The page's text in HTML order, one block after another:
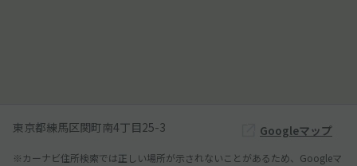
東京都練馬区関町南4丁目25-3 Googleマップ
※カーナビ住所検索では正しい場所が示されないことがあるため、Googleマ